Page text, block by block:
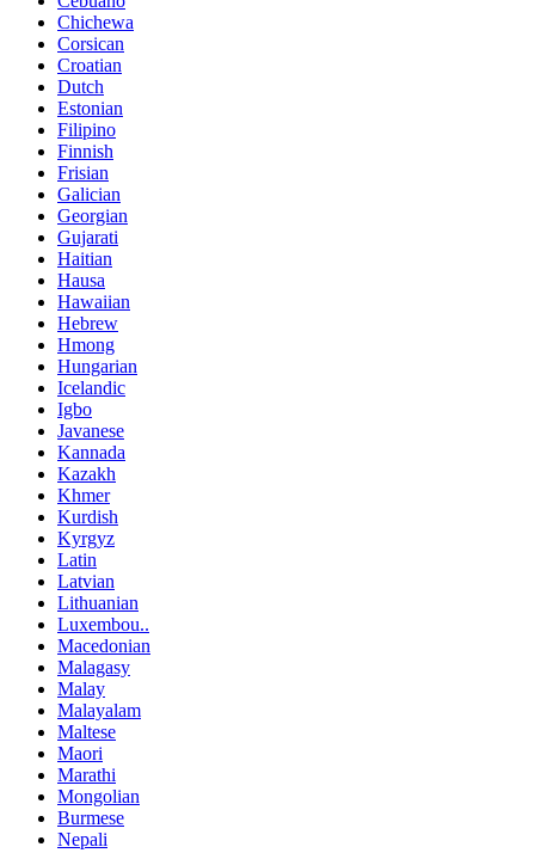
Chichewa
Corsican
Croatian
Dutch
Estonian
Filipino
Finnish
Frisian
Galician
Georgian
Gujarati
Haitian
Hausa
Hawaiian
Hebrew
Hmong
Hungarian
Icelandic
Igbo
Javanese
Kannada
Kazakh
Khmer
Kurdish
Kyrgyz
Latin
Latvian
Lithuanian
Luxembou..
Macedonian
Malagasy
Malay
Malayalam
Maltese
Maori
Marathi
Mongolian
Burmese
Nepali